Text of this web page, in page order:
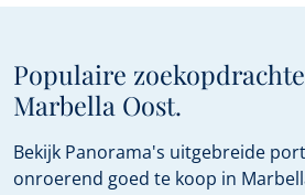
Populaire
Marbella Oost.
Bekijk Panorama's uitgebreide
onroerend goed te koop in